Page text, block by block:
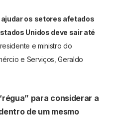
os setores afetados
Unidos deve sair até
e ministro do
e Serviços, Geraldo
para considerar a
de um mesmo